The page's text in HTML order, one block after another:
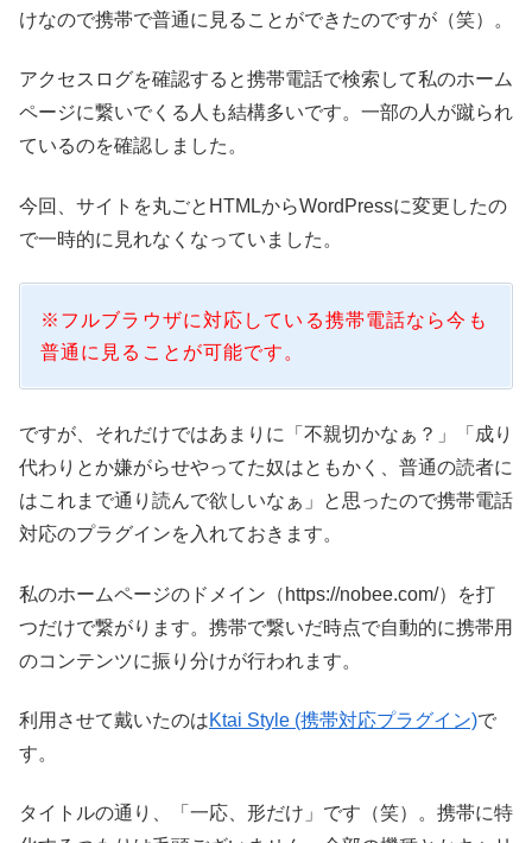
けなので携帯で普通に見ることができたのですが（笑）。
アクセスログを確認すると携帯電話で検索して私のホーム
ページに繋いでくる人も結構多いです。一部の人が蹴られ
ているのを確認しました。
今回、サイトを丸ごとHTMLからWordPressに変更したの
で一時的に見れなくなっていました。
※フルブラウザに対応している携帯電話なら今も
普通に見ることが可能です。
ですが、それだけではあまりに「不親切かなぁ？」「成り
代わりとか嫌がらせやってた奴はともかく、普通の読者に
はこれまで通り読んで欲しいなぁ」と思ったので携帯電話
対応のプラグインを入れておきます。
私のホームページのドメイン（https://nobee.com/）を打
つだけで繋がります。携帯で繋いだ時点で自動的に携帯用
のコンテンツに振り分けが行われます。
利用させて戴いたのはKtai Style (携帯対応プラグイン)で
す。
タイトルの通り、「一応、形だけ」です（笑）。携帯に特